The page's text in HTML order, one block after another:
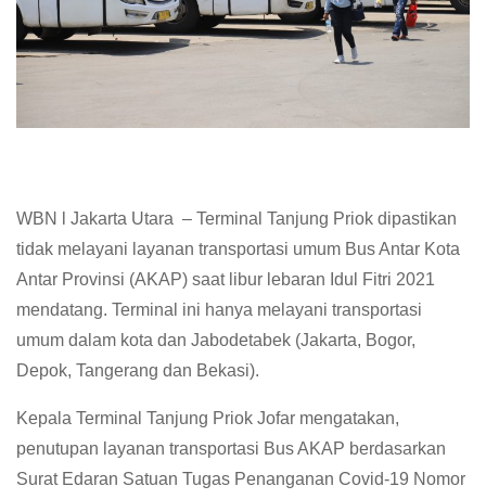
WBN l Jakarta Utara – Terminal Tanjung Priok dipastikan
tidak melayani layanan transportasi umum Bus Antar Kota
Antar Provinsi (AKAP) saat libur lebaran Idul Fitri 2021
mendatang. Terminal ini hanya melayani transportasi
umum dalam kota dan Jabodetabek (Jakarta, Bogor,
Depok, Tangerang dan Bekasi).
Kepala Terminal Tanjung Priok Jofar mengatakan,
penutupan layanan transportasi Bus AKAP berdasarkan
Surat Edaran Satuan Tugas Penanganan Covid-19 Nomor